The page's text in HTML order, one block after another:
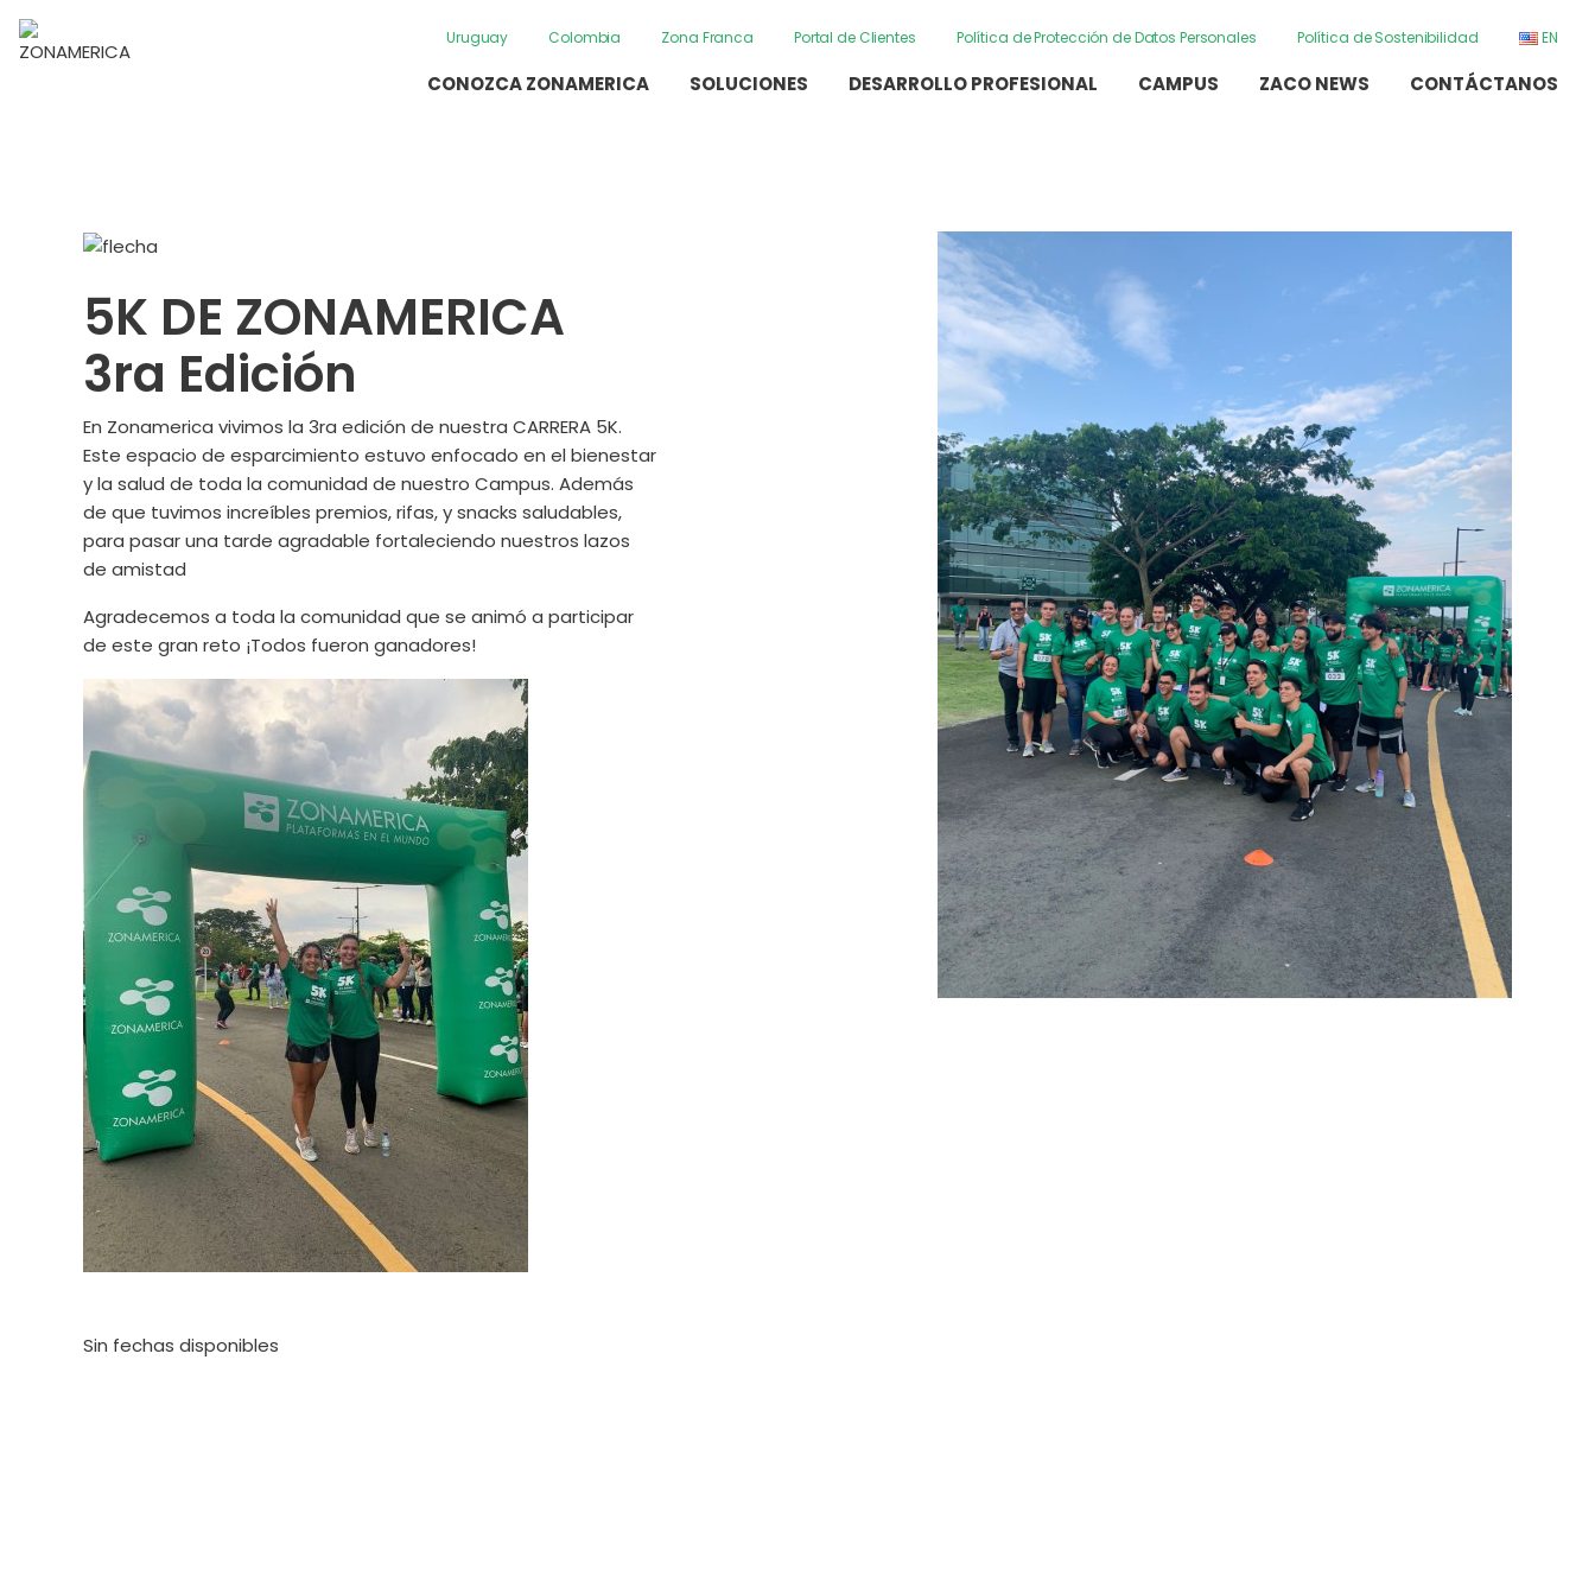
Uruguay Colombia Zona Franca Portal de Clientes Política de Protección de Datos Personales Política de Sostenibilidad EN
CONOZCA ZONAMERICA SOLUCIONES DESARROLLO PROFESIONAL CAMPUS ZACO NEWS CONTÁCTANOS
5K DE ZONAMERICA
3ra Edición
En Zonamerica vivimos la 3ra edición de nuestra CARRERA 5K.
Este espacio de esparcimiento estuvo enfocado en el bienestar
y la salud de toda la comunidad de nuestro Campus. Además
de que tuvimos increíbles premios, rifas, y snacks saludables,
para pasar una tarde agradable fortaleciendo nuestros lazos
de amistad
Agradecemos a toda la comunidad que se animó a participar
de este gran reto ¡Todos fueron ganadores!
Sin fechas disponibles